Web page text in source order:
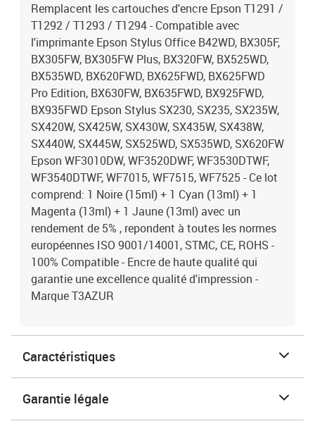
Remplacent les cartouches d'encre Epson T1291 /
T1292 / T1293 / T1294 - Compatible avec
l'imprimante Epson Stylus Office B42WD, BX305F,
BX305FW, BX305FW Plus, BX320FW, BX525WD,
BX535WD, BX620FWD, BX625FWD, BX625FWD
Pro Edition, BX630FW, BX635FWD, BX925FWD,
BX935FWD Epson Stylus SX230, SX235, SX235W,
SX420W, SX425W, SX430W, SX435W, SX438W,
SX440W, SX445W, SX525WD, SX535WD, SX620FW
Epson WF3010DW, WF3520DWF, WF3530DTWF,
WF3540DTWF, WF7015, WF7515, WF7525 - Ce lot
comprend: 1 Noire (15ml) + 1 Cyan (13ml) + 1
Magenta (13ml) + 1 Jaune (13ml) avec un
rendement de 5% , repondent à toutes les normes
européennes ISO 9001/14001, STMC, CE, ROHS -
100% Compatible - Encre de haute qualité qui
garantie une excellence qualité d'impression -
Marque T3AZUR
Caractéristiques
Garantie légale